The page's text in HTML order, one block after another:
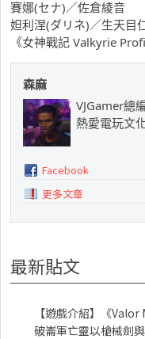
賽娜(セナ)／佐倉綾音
妲利涅(ダリネ)／生天目
《女神戰記 Valkyrie
森麻
VJGamer總
熱愛電玩文
Facebook
更多文章
最新貼文
【遊戲介紹】《
破崙軍亡靈以槍械劍